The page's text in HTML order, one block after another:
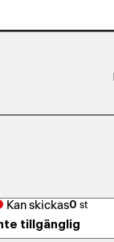
Kan skickas0 st
tillgänglig